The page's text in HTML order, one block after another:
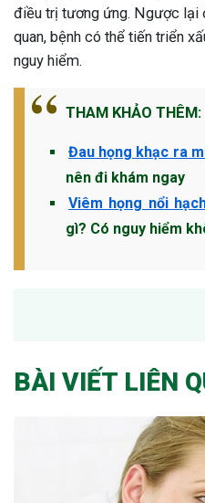
điều trị tương ứng. Ngược lại
quan, bệnh có thể tiến triển
nguy hiểm.
THAM KHẢO THÊM:
Đau họng khạc ra
nên đi khám ngay
Viêm họng nổi
gì? Có nguy hiểm
BÀI VIẾT LIÊN